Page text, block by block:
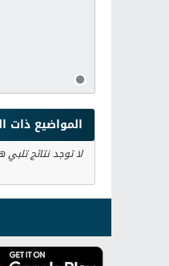
المواضيع ذات
لا توجد نتائج تلبي